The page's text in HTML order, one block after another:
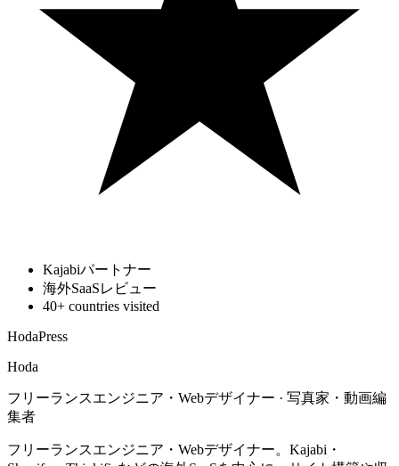
Kajabiパートナー
海外SaaSレビュー
40+ countries visited
HodaPress
Hoda
フリーランスエンジニア・Webデザイナー · 写真家・動画編
集者
フリーランスエンジニア・Webデザイナー。Kajabi・